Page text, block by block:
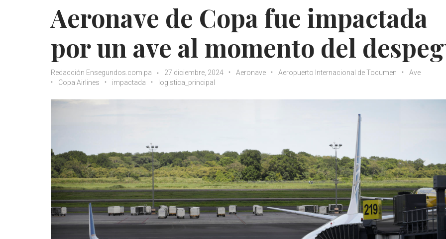
Aeronave de Copa fue impactada
por un ave al momento del
Redacción Ensegundos.com.pa 27 diciembre, 2024 Aeronave Aeropuerto Internacional de Tocumen
Ave
Copa Airlines
impactada logistica_principal